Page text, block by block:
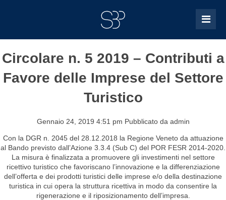
Circolare n. 5 2019 – Contributi a
Favore delle Imprese del Settore
Turistico
Gennaio 24, 2019 4:51 pm Pubblicato da admin
Con la DGR n. 2045 del 28.12.2018 la Regione Veneto da attuazione
al Bando previsto dall’Azione 3.3.4 (Sub C) del POR FESR 2014-2020.
La misura è finalizzata a promuovere gli investimenti nel settore
ricettivo turistico che favoriscano l’innovazione e la differenziazione
dell’offerta e dei prodotti turistici delle imprese e/o della destinazione
turistica in cui opera la struttura ricettiva in modo da consentire la
rigenerazione e il riposizionamento dell’impresa.